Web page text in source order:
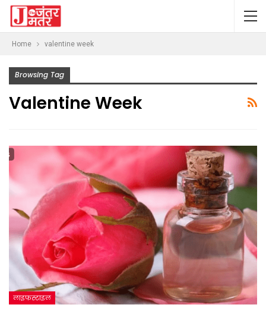
Home valentine week
Browsing Tag
Valentine Week
लाइफस्टाइल